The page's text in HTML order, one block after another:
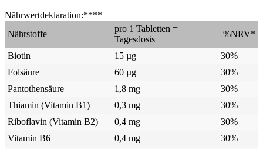
Nährwertdeklaration:****
Nährstoffe
pro 1 Tabletten =
Tagesdosis
%NRV*
Biotin 15 µg
30%
Folsäure
60 µg
30%
Pantothensäure
1,8 mg
30%
Thiamin (Vitamin B1)
0,3 mg
30%
Riboflavin (Vitamin B2)
0,4 mg
30%
Vitamin B6
0,4 mg
30%